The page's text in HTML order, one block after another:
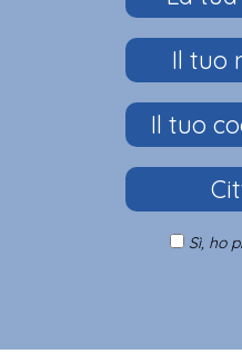
Il tuo
Il tuo
Sì, ho